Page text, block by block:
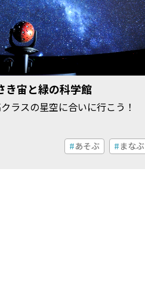
宙と緑の科学館
ラスの星空に合いに行こう！
あそぶ まなぶ